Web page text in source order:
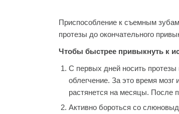
Приспособление к съемным
протезы до окончательного
Чтобы быстрее привыкнуть к
С первых дней носить протезы
облегчение. За это время
растянется на месяцы. После
Активно бороться со